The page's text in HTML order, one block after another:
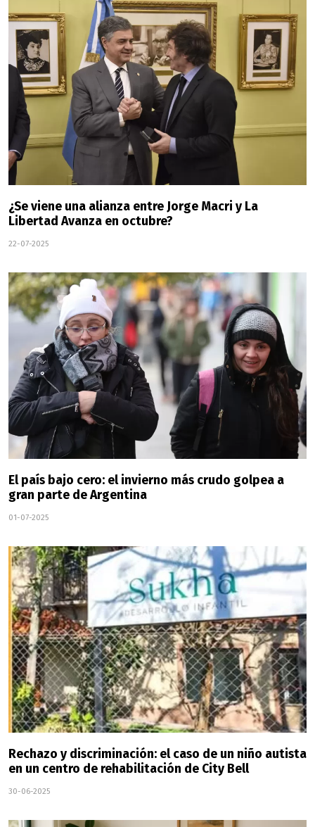
¿Se viene una alianza entre Jorge Macri y La
Libertad Avanza en octubre?
22-07-2025
El país bajo cero: el invierno más crudo golpea a
gran parte de Argentina
01-07-2025
Rechazo y discriminación: el caso de un niño autista
en un centro de rehabilitación de City Bell
30-06-2025